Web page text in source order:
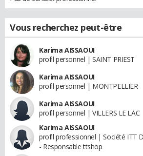
Vous recherchez peut-être
Karima AISSAOUI
profil personnel | SAINT PRIEST
Karima AISSAOUI
profil personnel | MONTPELLIER
Karima AISSAOUI
profil personnel | VILLERS LE LAC
Karima AISSAOUI
profil professionnel | Société ITT
- Responsable ttshop